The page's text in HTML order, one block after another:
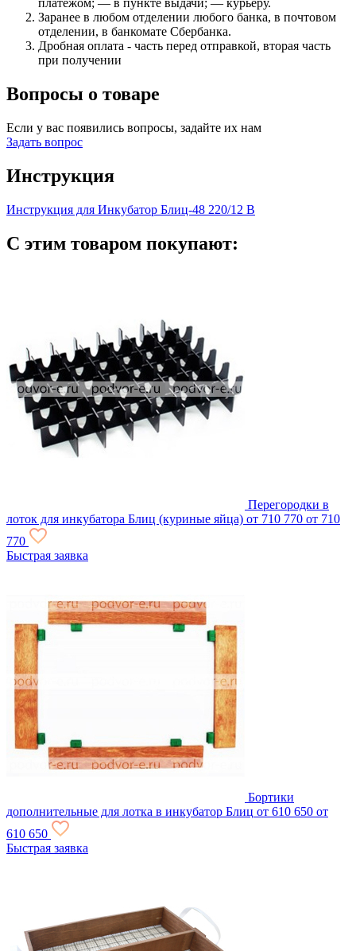
платежом; — в пункте выдачи; — курьеру.
Заранее в любом отделении любого банка, в почтовом
отделении, в банкомате Сбербанка.
Дробная оплата - часть перед отправкой, вторая часть
при получении
Вопросы о товаре
Если у вас появились вопросы, задайте их нам
Задать вопрос
Инструкция
Инструкция для Инкубатор Блиц-48 220/12 В
С этим товаром покупают:
Перегородки в
лоток для инкубатора Блиц (куриные яйца) от 710 770 от 710
770
Быстрая заявка
Бортики
дополнительные для лотка в инкубатор Блиц от 610 650 от
610 650
Быстрая заявка